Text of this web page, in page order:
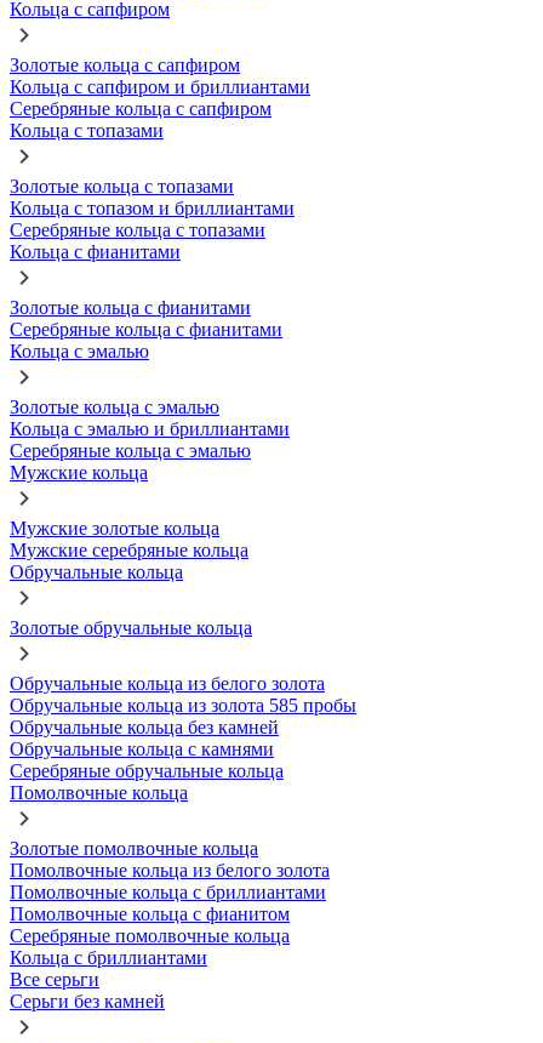
Кольца с сапфиром
Золотые кольца с сапфиром
Кольца с сапфиром и бриллиантами
Серебряные кольца с сапфиром
Кольца с топазами
Золотые кольца с топазами
Кольца с топазом и бриллиантами
Серебряные кольца с топазами
Кольца с фианитами
Золотые кольца с фианитами
Серебряные кольца с фианитами
Кольца с эмалью
Золотые кольца с эмалью
Кольца с эмалью и бриллиантами
Серебряные кольца с эмалью
Мужские кольца
Мужские золотые кольца
Мужские серебряные кольца
Обручальные кольца
Золотые обручальные кольца
Обручальные кольца из белого золота
Обручальные кольца из золота 585 пробы
Обручальные кольца без камней
Обручальные кольца с камнями
Серебряные обручальные кольца
Помолвочные кольца
Золотые помолвочные кольца
Помолвочные кольца из белого золота
Помолвочные кольца с бриллиантами
Помолвочные кольца с фианитом
Серебряные помолвочные кольца
Кольца с бриллиантами
Все серьги
Серьги без камней